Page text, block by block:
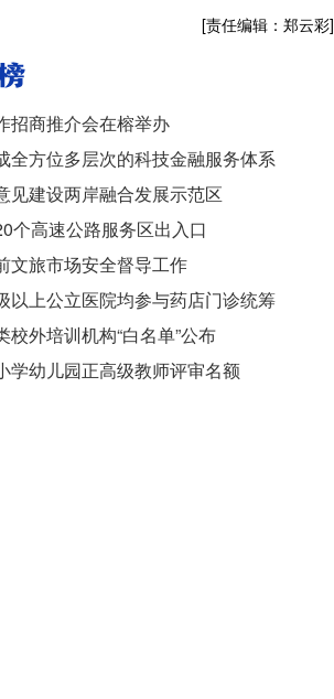
[责任编辑：郑云彩]
招商推介会在榕举办
全方位多层次的科技金融服务体系
见建设两岸融合发展示范区
个高速公路服务区出入口
文旅市场安全督导工作
以上公立医院均参与药店门诊统筹
校外培训机构“白名单”公布
学幼儿园正高级教师评审名额